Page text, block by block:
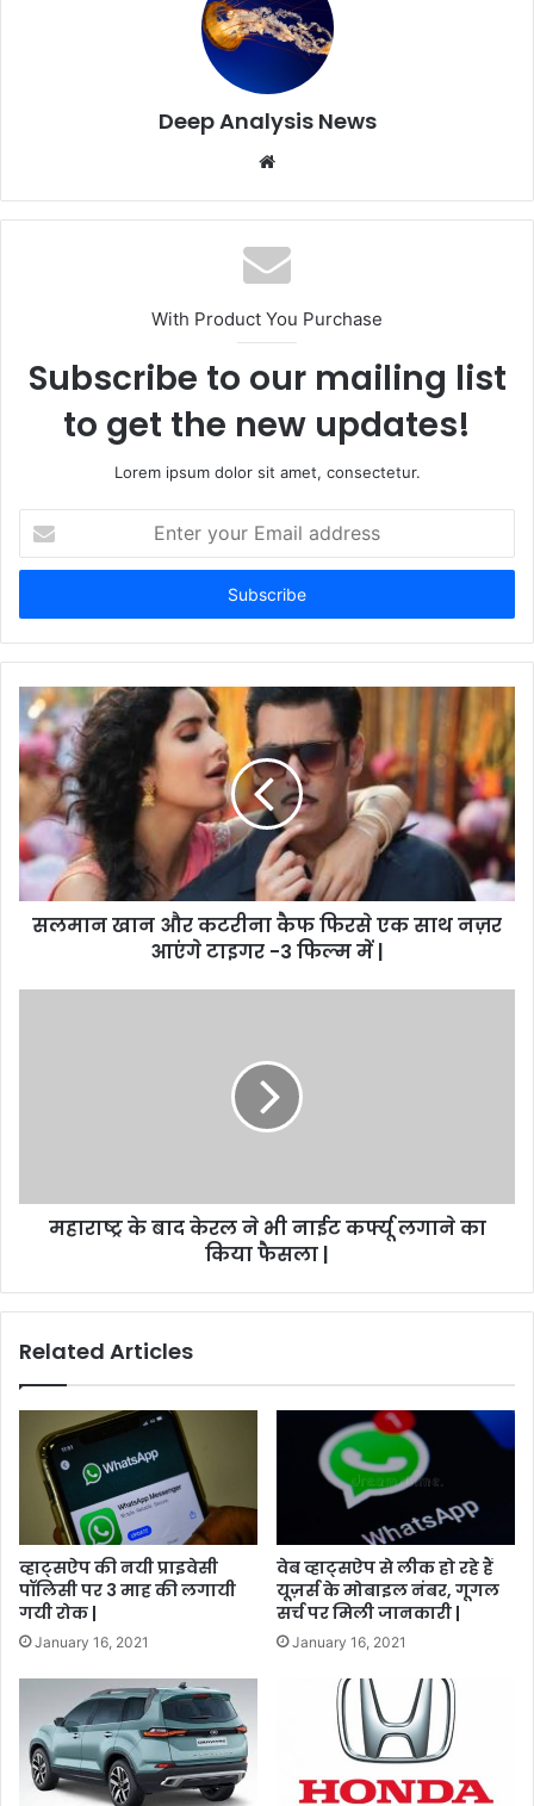
Deep Analysis News
With Product You Purchase
Subscribe to our mailing list
to get the new updates!
Lorem ipsum dolor sit amet, consectetur.
your
Email
सलमान खान और कटरीना कैफ फिरसे एक साथ नज़र
आएंगे टाइगर -3 फिल्म में |
महाराष्ट्र के बाद केरल ने भी नाईट कर्फ्यू लगाने का
किया फैसला |
Related Articles
व्हाट्सऐप की नयी प्राइवेसी
पॉलिसी पर 3 माह की लगायी
गयी रोक |
January 16, 2021
वेब व्हाट्सऐप से लीक हो रहे हैं
यूज़र्स के मोबाइल नंबर, गूगल
सर्च पर मिली जानकारी |
January 16, 2021